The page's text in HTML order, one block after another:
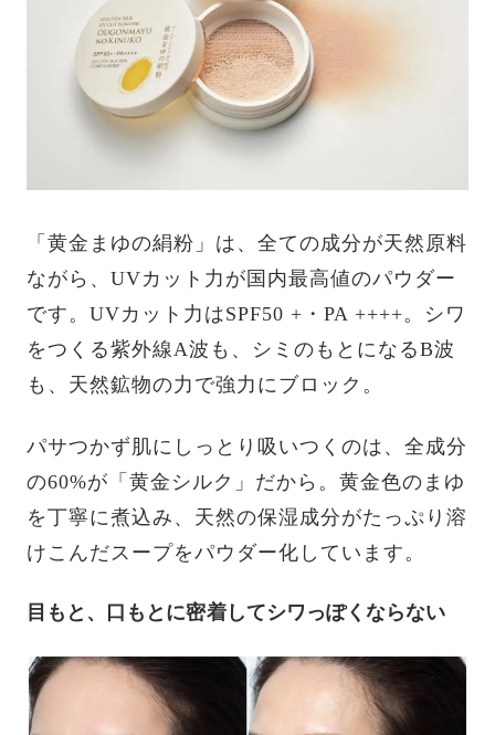
「黄金まゆの絹粉」は、全ての成分が天然原料
ながら、UVカット力が国内最高値のパウダー
です。UVカット力はSPF50 +・PA ++++。シワ
をつくる紫外線A波も、シミのもとになるB波
も、天然鉱物の力で強力にブロック。
パサつかず肌にしっとり吸いつくのは、全成分
の60%が「黄金シルク」だから。黄金色のまゆ
を丁寧に煮込み、天然の保湿成分がたっぷり溶
けこんだスープをパウダー化しています。
目もと、口もとに密着してシワっぽくならない